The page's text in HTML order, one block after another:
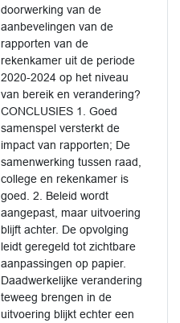
doorwerking van de
aanbevelingen van de
rapporten van de
rekenkamer uit de periode
2020-2024 op het niveau
van bereik en verandering?
CONCLUSIES 1. Goed
samenspel versterkt de
impact van rapporten; De
samenwerking tussen raad,
college en rekenkamer is
goed. 2. Beleid wordt
aangepast, maar uitvoering
blijft achter. De opvolging
leidt geregeld tot zichtbare
aanpassingen op papier.
Daadwerkelijke verandering
teweeg brengen in de
uitvoering blijkt echter een